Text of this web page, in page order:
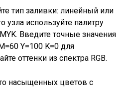
тип заливки: линейный или
используйте палитру
Введите точные значения
Y=100 K=0 для
оттенки из спектра RGB.
насыщенных цветов с